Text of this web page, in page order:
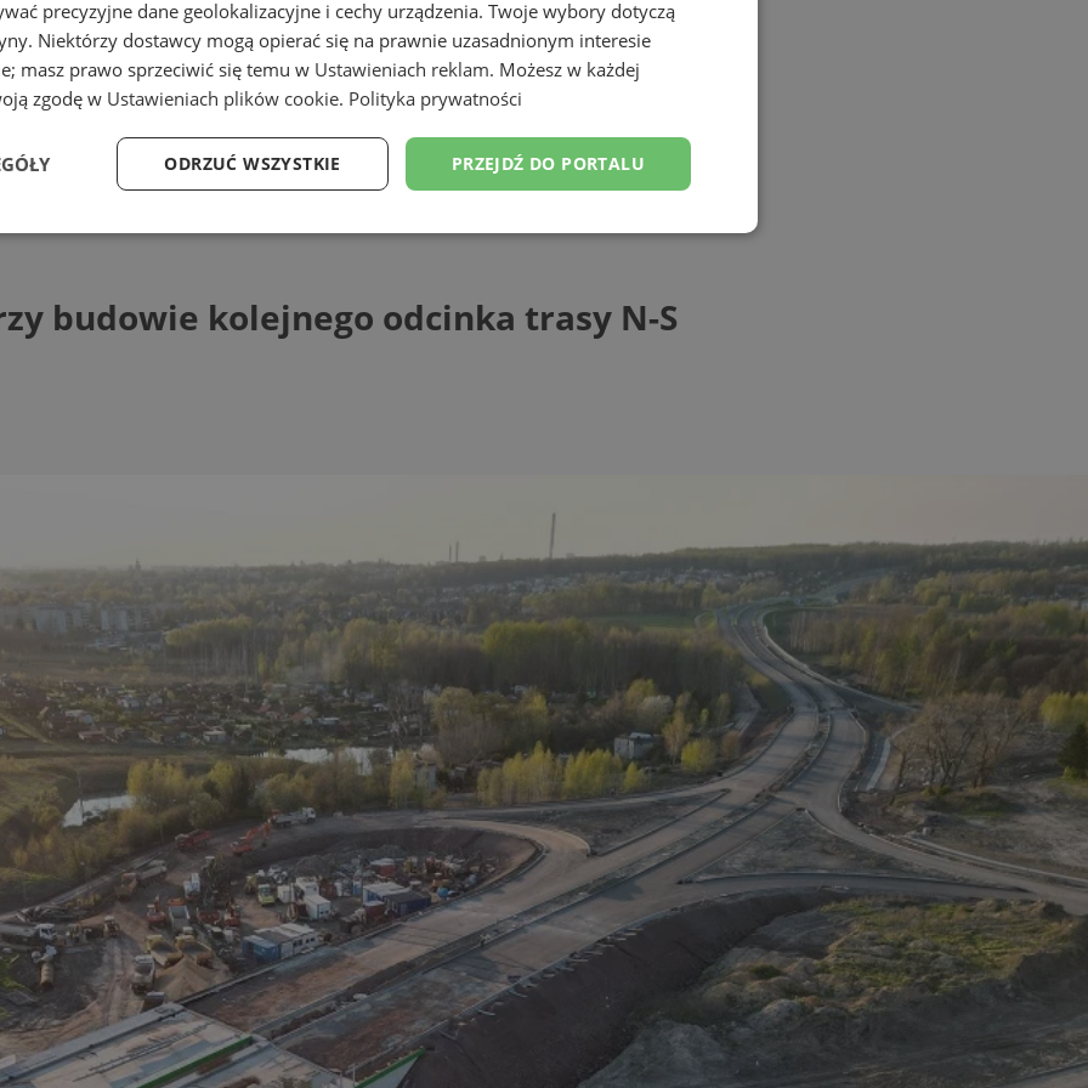
kolejnego odcinka trasy N-S
budowie kolejnego odcinka trasy N-S
precyzyjne dane geolokalizacyjne i cechy urządzenia. Twoje wybory dotyczą
Niektórzy dostawcy mogą opierać się na prawnie uzasadnionym interesie
masz prawo sprzeciwić się temu w Ustawieniach reklam. Możesz w każdej
zgodę w Ustawieniach plików cookie. Polityka prywatności
PRZEJDŹ DO PORTALU
ODRZUĆ WSZYSTKIE
Wydajność Targetowanie Funkcjonalność Niesklasyfikowane
rudaslaska.com.pl 1 rok
Ten plik cookie przechowuje identyfikator sesji.
Ten plik cookie przechowuje identyfikator sesji.
rudaslaska.com.pl
Ten plik cookie przechowuje identyfikator sesji.
.tiktok.com 1 tydzień 3 dni
uwierzytelniania i bezpieczeństwa, zapewniając, że
użytkownicy pozostają zalogowani, a ich dane są
zabezpieczone, jak poruszać się przez witrynę
internetową lub interakcji z jej usług.
Cloudflare Inc.
.x.com
30 minut
Ten plik cookie służy do rozróżniania ludzi i botów.
Jest to korzystne dla strony internetowej, ponieważ
umożliwia tworzenie ważnych raportów na temat
korzystania z jej witryny internetowej.
Cloudflare Inc.
.twitter.com
29 minut 59
sekund
Ten plik cookie służy do rozróżniania ludzi i botów.
Jest to korzystne dla strony internetowej, ponieważ
umożliwia tworzenie ważnych raportów na temat
korzystania z jej witryny internetowej.
YouTube
.youtube.com
5 miesięcy 4
tygodnie
Ten plik cookie jest używany do przechowywania
zgody użytkownika i wyboru prywatności dla ich
interakcji z witryną. Rejestruje dane dotyczące
zgody odwiedzającego na różne polityki i
ustawienia prywatności, zapewniając, że ich
preferencje zostaną uhonorowane w przyszłych
sesjach.
CookieScript
4 tygodnie 2 dni
Ten plik cookie jest używany przez usługę Cookie-
Polityce prywatności Google